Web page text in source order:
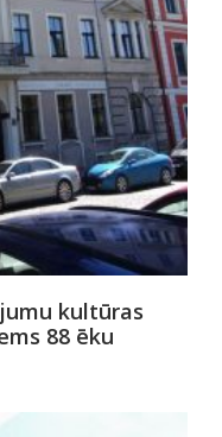
kultūras
88 ēku